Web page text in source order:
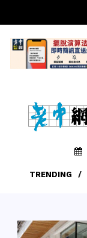
TRENDING /